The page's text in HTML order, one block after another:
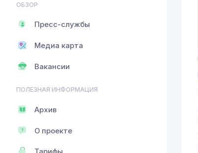
ОБЗОР
Пресс-службы
Медиа карта
Вакансии
ПОЛЕЗНАЯ ИНФОРМАЦИЯ
Архив
О проекте